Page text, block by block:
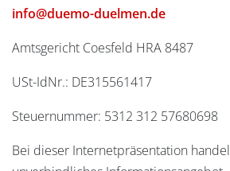
info@duemo-duelmen.de
Amtsgericht Coesfeld HRA 8487
USt-IdNr.: DE315561417
Steuernummer: 5312 312 57680698
Bei dieser Internetpräsentation